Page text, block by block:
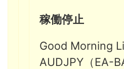
稼働停止
Good Morning
AUDJPY（EA-